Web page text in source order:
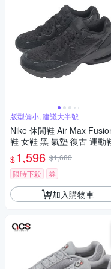
版型偏小, 建議大半號
Nike 休閒鞋 Air Max
鞋 女鞋 黑 氣墊 復古 運動
J1670-001
$1,596 $1,680
限時下殺
券
加入購物車